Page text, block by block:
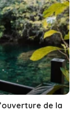
de la